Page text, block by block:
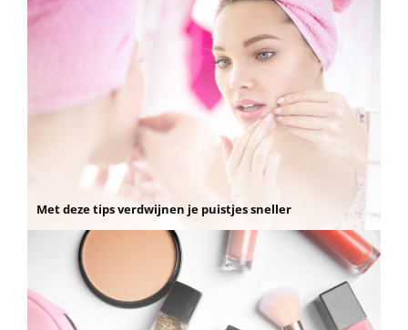
Met deze tips verdwijnen je puistjes sneller